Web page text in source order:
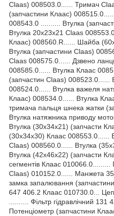
Claas) 008503.0...... Тримач
(запчастини Клаас)
008543.0 .......... Втулка
Втулка 20x23x21 Claas
Клаас) 008560.R...... Шайба
Втулка (запчастини Claas)
Claas 008575.0...... Дзвено
008585.0...... Втулка Клаас
(запчастин Claas) 008523.0......
008524.0...... Втулка важеля
Клаас) 008534.0...... Втулка
тримача пальця шнека жатки
Втулка натяжника приводу
Втулка (30x34x21) (запчасти
(30x34x30) Клаас 008553.0......
Claas) 008560.0...... Втулка
Втулка (42x46x22) (запчасти
сегментів Клаас 010066.0.........
Claas) 010152.0...... Манжета
замка запалювання
647 406.2 Клаас 010730.0...
.......... Фільтр гідравлічний
Потенціометр (запчастини